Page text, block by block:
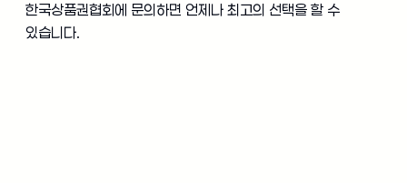
한국상품권협회에 문의하면 언제나 최고의 선택을 할 수
있습니다.